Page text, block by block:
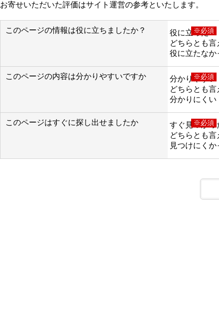
お寄せいただいた評価はサイト運営の参考といたします。
このページの情報は役に立ちましたか？ ※必須
役に立った
どちらとも言
役に立たなか
このページの内容は分かりやすいですか ※必須
分かりやすい
どちらとも言
分かりにくい
このページはすぐに探し出せましたか ※必須
すぐ見つかっ
どちらとも言
見つけにくか